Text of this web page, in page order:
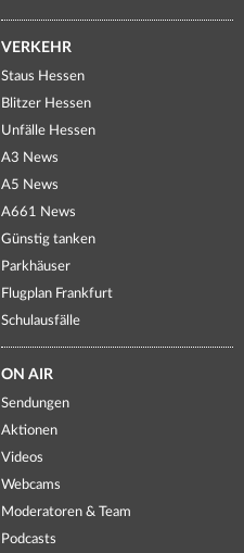
VERKEHR
Staus Hessen
Blitzer Hessen
Unfälle Hessen
A3 News
A5 News
A661 News
Günstig tanken
Parkhäuser
Flugplan Frankfurt
Schulausfälle
ON AIR
Sendungen
Aktionen
Videos
Webcams
Moderatoren & Team
Podcasts